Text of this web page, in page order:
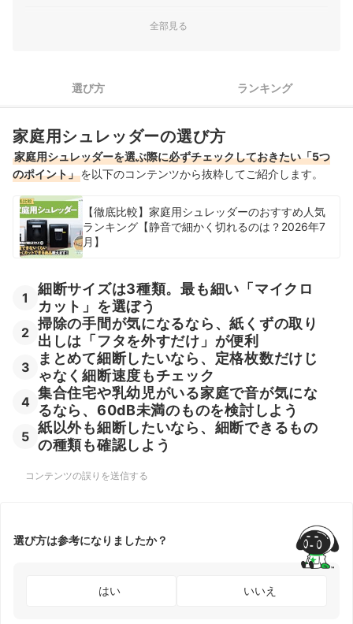
まとめて細断したいなら、定格枚数だけじゃなく細断速度もチ
5 紙以外も細断したいなら、細断できるものの種類も確認しよう
bonsaiiのシュレッダー全6商品おすすめ人気ランキング
bonsaiiのシュレッダーの売れ筋ランキングもチェック！
全部見る
選び方 ランキング
家庭用シュレッダーの選び方
家庭用シュレッダーを選ぶ際に必ずチェックしておきたい「5つ
のポイント」を以下のコンテンツから抜粋してご紹介します。
【徹底比較】家庭用シュレッダーのおすすめ人気
ランキング【静音で細かく切れるのは？2026年7
月】
1
細断サイズは3種類。最も細い「マイクロ
カット」を選ぼう
2
掃除の手間が気になるなら、紙くずの取り
出しは「フタを外すだけ」が便利
3
まとめて細断したいなら、定格枚数だけじ
ゃなく細断速度もチェック
4
集合住宅や乳幼児がいる家庭で音が気にな
るなら、60dB未満のものを検討しよう
5
紙以外も細断したいなら、細断できるもの
の種類も確認しよう
コンテンツの誤りを送信する
選び方は参考になりましたか？
はい いいえ